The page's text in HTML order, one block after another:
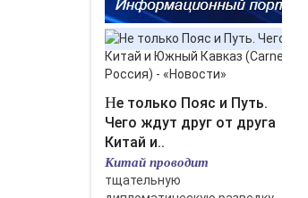
Не только Пояс и Путь.
Чего ждут друг от друга
Китай и..
Китай проводит
тщательную